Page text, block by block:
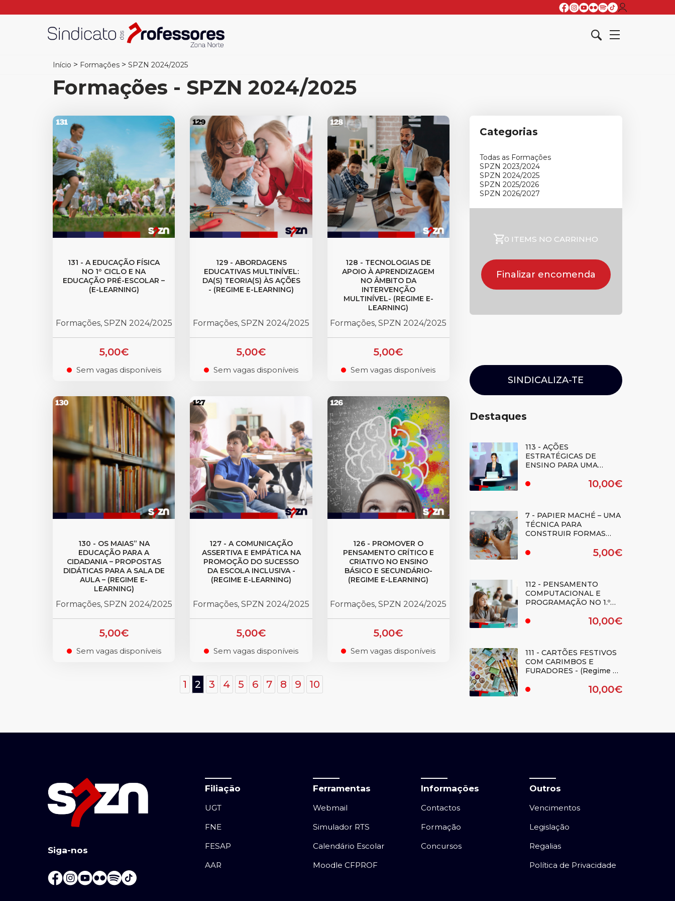
Início > Formações > SPZN 2024/2025
Formações - SPZN 2024/2025
131 - A EDUCAÇÃO FÍSICA
NO 1º CICLO E NA
EDUCAÇÃO PRÉ-ESCOLAR –
(E-LEARNING)
Formações, SPZN 2024/2025
5,00€
. Sem vagas disponíveis
129 - ABORDAGENS
EDUCATIVAS MULTINÍVEL:
DA(S) TEORIA(S) ÀS AÇÕES
- (REGIME E-LEARNING)
Formações, SPZN 2024/2025
5,00€
. Sem vagas disponíveis
128 - TECNOLOGIAS DE
APOIO À APRENDIZAGEM
NO ÂMBITO DA
INTERVENÇÃO
MULTINÍVEL- (REGIME E-
LEARNING)
Formações, SPZN 2024/2025
5,00€
. Sem vagas disponíveis
130 - OS MAIAS” NA
EDUCAÇÃO PARA A
CIDADANIA – PROPOSTAS
DIDÁTICAS PARA A SALA DE
AULA – (REGIME E-
LEARNING)
Formações, SPZN 2024/2025
5,00€
. Sem vagas disponíveis
127 - A COMUNICAÇÃO
ASSERTIVA E EMPÁTICA NA
PROMOÇÃO DO SUCESSO
DA ESCOLA INCLUSIVA -
(REGIME E-LEARNING)
Formações, SPZN 2024/2025
5,00€
. Sem vagas disponíveis
126 - PROMOVER O
PENSAMENTO CRÍTICO E
CRIATIVO NO ENSINO
BÁSICO E SECUNDÁRIO-
(REGIME E-LEARNING)
Formações, SPZN 2024/2025
5,00€
. Sem vagas disponíveis
1 2 3 4 5 6 7 8 9 10
Categorias
Todas as Formações
SPZN 2023/2024
SPZN 2024/2025
SPZN 2025/2026
SPZN 2026/2027
0 ITEMS NO CARRINHO
Finalizar encomenda
SINDICALIZA-TE
Destaques
113 - AÇÕES
ESTRATÉGICAS DE
ENSINO PARA UMA
DEMOCRÁTICA: QUADRO
(Regime E-learning)
. 10,00€
7 - PAPIER MACHÉ – UMA
TÉCNICA PARA
CONSTRUIR FORMAS
(REGIME E-LEARNING) -
. 5,00€
112 - PENSAMENTO
COMPUTACIONAL E
PROGRAMAÇÃO NO 1.º
BÁSICO - (Regime E-
. 10,00€
111 - CARTÕES FESTIVOS
COM CARIMBOS E
FURADORES - (Regime E-
. 10,00€
Siga-nos
Filiação
UGT
FNE
FESAP
AAR
Ferramentas
Webmail
Simulador RTS
Calendário Escolar
Moodle CFPROF
Informações
Contactos
Formação
Concursos
Outros
Vencimentos
Legislação
Regalias
Política de Privacidade